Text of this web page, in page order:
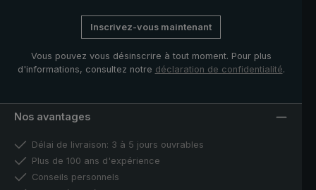
Inscrivez-vous maintenant
Vous pouvez vous désinscrire à tout moment. Pour plus
d'informations, consultez notre déclaration de confidentialité.
Nos avantages
Délai de livraison: 3 à 5 jours ouvrables
Plus de 100 ans d'expérience
Conseils personnels